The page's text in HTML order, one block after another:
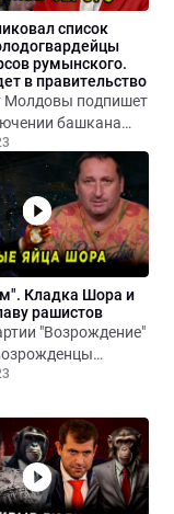
список
румынского.
в правительство
Молдовы подпишет
башкана
запрещенной
в состав
– можно ли
членом
станет Шор?
избирательная
которые могут
в местных
2023 года.
"Молодой
что в курсах
понимания
жандармов. Лидер
района остался
пьянку. Об этом
Кладка Шора и
рашистов
"Возрождение"
о том, как Шор
Молдовой.
ложь
палачей.
Бориса